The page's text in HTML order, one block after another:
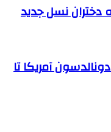
دختران نسل جدید
دونالدسون آمریکا تا